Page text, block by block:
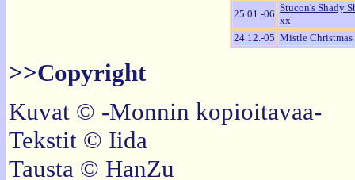
25.01.-06
Stucon's Shady
xx
24.12.-05 Mistle
>>Copyright
Kuvat © -Monnin kopioitavaa-
Tekstit © Iida
Tausta © HanZu